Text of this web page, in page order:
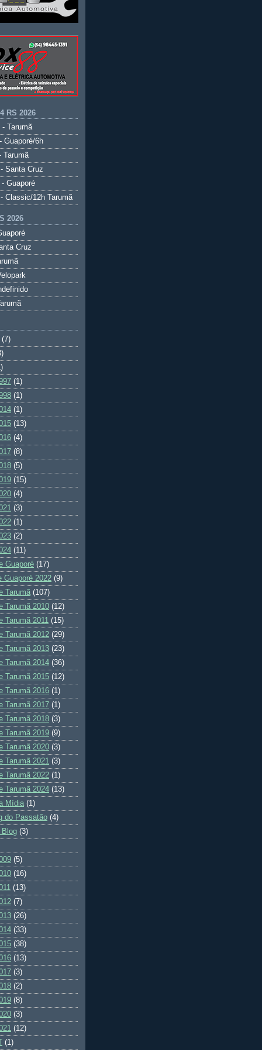
RS 2026
- Tarumã
Guaporé/6h
Tarumã
Santa Cruz
Guaporé
Classic/12h Tarumã
2026
Cruz
(7)
(1)
(1)
(1)
(13)
(4)
(8)
(5)
(15)
(4)
(3)
(1)
(2)
(11)
Guaporé (17)
Guaporé 2022 (9)
Tarumã (107)
Tarumã 2010 (12)
Tarumã 2011 (15)
Tarumã 2012 (29)
Tarumã 2013 (23)
Tarumã 2014 (36)
Tarumã 2015 (12)
Tarumã 2016 (1)
Tarumã 2017 (1)
Tarumã 2018 (3)
Tarumã 2019 (9)
Tarumã 2020 (3)
Tarumã 2021 (3)
Tarumã 2022 (1)
Tarumã 2024 (13)
Mídia (1)
do Passatão (4)
Blog (3)
(5)
(16)
(13)
(7)
(26)
(33)
(38)
(13)
(3)
(2)
(8)
(3)
(12)
(1)